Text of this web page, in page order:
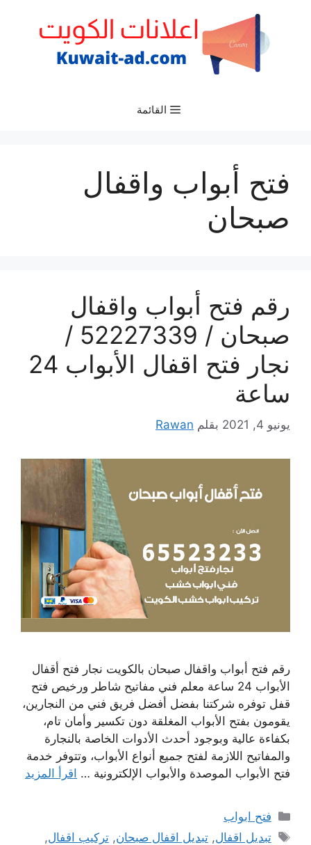
القائمة
فتح أبواب واقفال
صبحان
رقم فتح أبواب واقفال
صبحان / 52227339 /
نجار فتح اقفال الأبواب 24
ساعة
يونيو 4, 2021 بقلم Rawan
رقم فتح أبواب واقفال صبحان بالكويت نجار فتح أقفال
الأبواب 24 ساعة معلم فني مفاتيح شاطر ورخيص فتح
قفل توفره شركتنا بفضل أفضل فريق فني من النجارين،
يقومون بفتح الأبواب المغلقة دون تكسير وأمان تام،
بكفاءة عالية وبوجود أحدث الأدوات الخاصة بالنجارة
والمفاتيح اللازمة لفتح جميع أنواع الأبواب، وتتوفر خدمة
فتح الأبواب الموصدة والأبواب الإلكترونية … اقرأ المزيد
التصنيفات
فتح ابواب
الوسوم
تبديل اقفال,تبديل اقفال صبحان,تركيب اقفال,